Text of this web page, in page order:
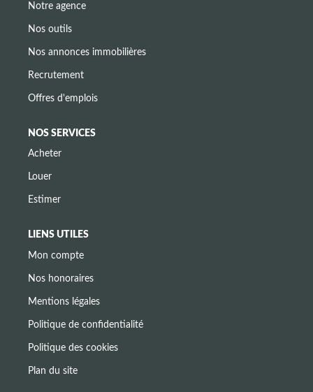
Notre agence
Nos outils
Nos annonces immobilières
Recrutement
Offres d'emplois
NOS SERVICES
Acheter
Louer
Estimer
LIENS UTILES
Mon compte
Nos honoraires
Mentions légales
Politique de confidentialité
Politique des cookies
Plan du site